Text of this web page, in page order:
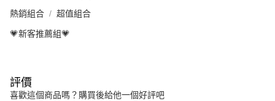
熱銷組合 超值組合
💗新客推薦組💗
評價
喜歡這個商品嗎？購買後給他一個好評吧